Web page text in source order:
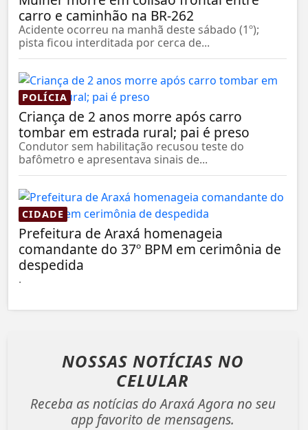
carro e caminhão na BR-262
Acidente ocorreu na manhã deste sábado (1º);
pista ficou interditada por cerca de...
POLÍCIA
Criança de 2 anos morre após carro
tombar em estrada rural; pai é preso
Condutor sem habilitação recusou teste do
bafômetro e apresentava sinais de...
CIDADE
Prefeitura de Araxá homenageia
comandante do 37º BPM em cerimônia de
despedida
.
NOSSAS NOTÍCIAS NO
CELULAR
Receba as notícias do Araxá Agora no seu
app favorito de mensagens.